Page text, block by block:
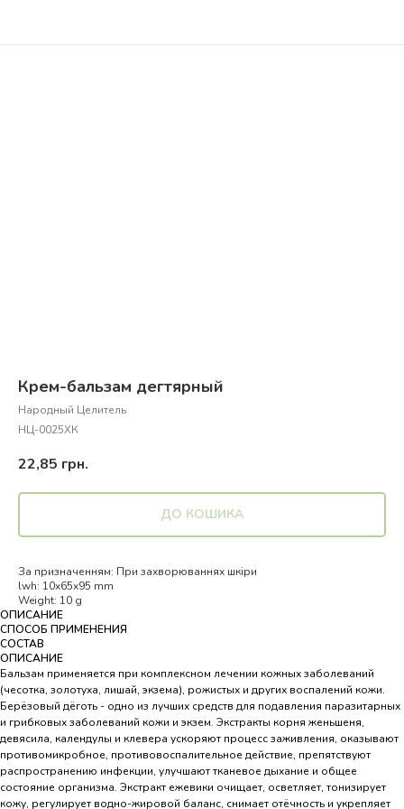
Крем-бальзам дегтярный
Народный Целитель
НЦ-0025ХК
22,85 грн.
ДО КОШИКА
За призначенням: При захворюваннях шкіри
lwh: 10x65x95 mm
Weight: 10 g
ОПИСАНИЕ
СПОСОБ ПРИМЕНЕНИЯ
СОСТАВ
ОПИСАНИЕ
Бальзам применяется при комплексном лечении кожных заболеваний
(чесотка, золотуха, лишай, экзема), рожистых и других воспалений кожи.
Берёзовый дёготь - одно из лучших средств для подавления паразитарных
и грибковых заболеваний кожи и экзем. Экстракты корня женьшеня,
девясила, календулы и клевера ускоряют процесс заживления, оказывают
противомикробное, противовоспалительное действие, препятствуют
распространению инфекции, улучшают тканевое дыхание и общее
состояние организма. Экстракт ежевики очищает, осветляет, тонизирует
кожу, регулирует водно-жировой баланс, снимает отёчность и укрепляет